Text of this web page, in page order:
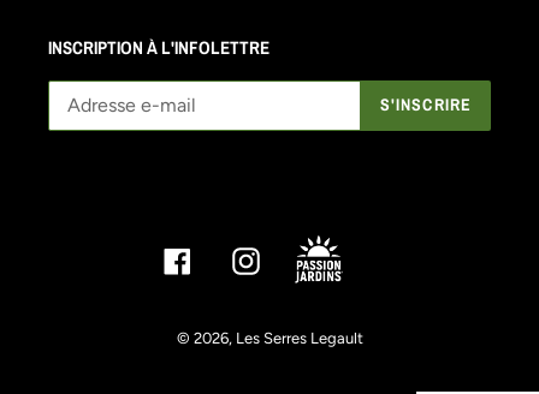
INSCRIPTION À L'INFOLETTRE
S'INSCRIRE
FacebookInstagram
© 2026, Les Serres Legault